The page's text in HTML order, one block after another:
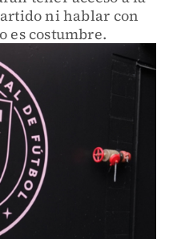
ni hablar con
es costumbre.